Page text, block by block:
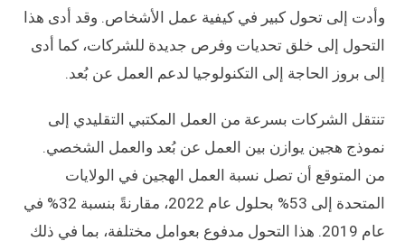
وأدت إلى تحول كبير في كيفية عمل الأشخاص. وقد أدى هذا
التحول إلى خلق تحديات وفرص جديدة للشركات، كما أدى
إلى بروز الحاجة إلى التكنولوجيا لدعم العمل عن بُعد.
تنتقل الشركات بسرعة من العمل المكتبي التقليدي إلى
نموذج هجين يوازن بين العمل عن بُعد والعمل الشخصي.
من المتوقع أن تصل نسبة العمل الهجين في الولايات
المتحدة إلى 53% بحلول عام 2022، مقارنةً بنسبة 32% في
عام 2019. هذا التحول مدفوع بعوامل مختلفة، بما في ذلك